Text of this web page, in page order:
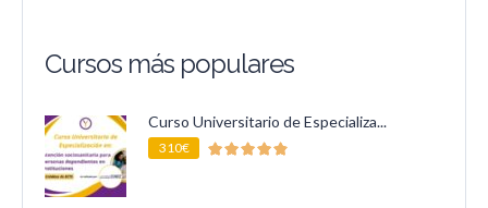
Cursos más populares
Curso Universitario de Especializa...
310€